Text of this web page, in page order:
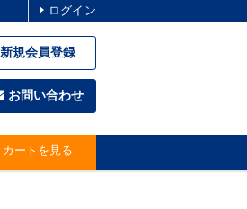
ログイン
新規会員登録
お問い合わせ
カートを見る